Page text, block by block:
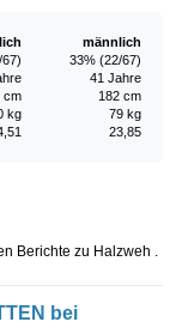
männlich
33% (22/67)
41 Jahre
182 cm
cm
79 kg
kg
23,85
Berichte zu Halzweh .
bei